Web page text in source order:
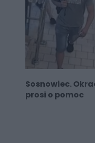
Sosnowiec.
prosi o pomoc